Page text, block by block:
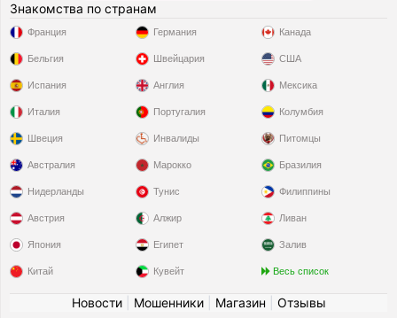
Знакомства по странам
Франция
Бельгия
Испания
Италия
Швеция
Германия
Швейцария
Англия
Португалия
Инвалиды
Канада
США
Мексика
Колумбия
Питомцы
Австралия
Нидерланды
Австрия
Япония
Китай
Марокко
Тунис
Алжир
Египет
Кувейт
Бразилия
Филиппины
Ливан
Залив
Весь список
Новости| Мошенники| Магазин
Отзывы